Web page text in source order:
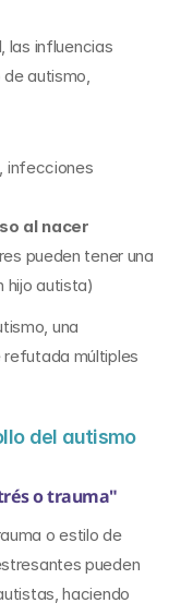
las influencias
autismo,
infecciones
al nacer
pueden tener una
hijo autista)
una
múltiples
del autismo
o trauma"
o estilo de
pueden
haciendo